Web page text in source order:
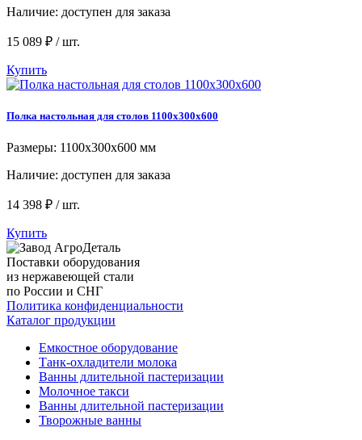
Наличие: доступен для заказа
15 089 ₽ / шт.
Купить
Полка настольная для столов 1100х300х600
Размеры: 1100х300х600 мм
Наличие: доступен для заказа
14 398 ₽ / шт.
Купить
Поставки оборудования
из нержавеющей стали
по России и СНГ
Политика конфиденциальности
Каталог продукции
Емкостное оборудование
Танк-охладители молока
Ванны длительной пастеризации
Молочное такси
Ванны длительной пастеризации
Творожные ванны